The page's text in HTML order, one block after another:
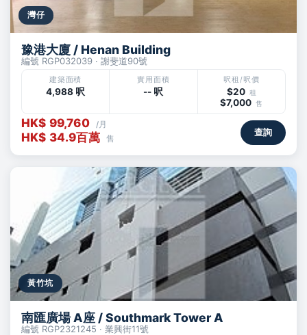
灣仔
豫港大廈 / Henan Building
編號 RGP032039 · 謝斐道90號
建築面積
4,988 呎
實用面積
-- 呎
呎租/呎價
$20 租
$7,000 售
HK$ 99,760 /月
HK$ 34.9百萬 售
查詢
黃竹坑
南匯廣場 A座 / Southmark Tower A
編號 RGP2321245 · 業興街11號